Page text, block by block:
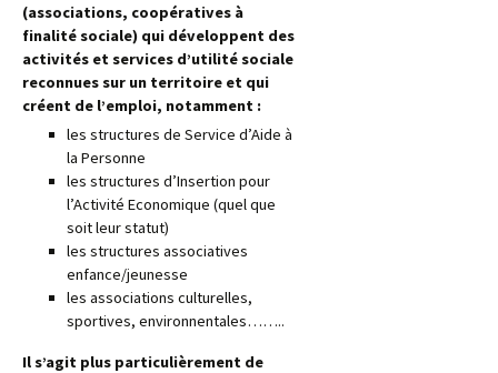
(associations, coopératives à
finalité sociale) qui développent des
activités et services d’utilité sociale
reconnues sur un territoire et qui
créent de l’emploi, notamment :
les structures de Service d’Aide à
la Personne
les structures d’Insertion pour
l’Activité Economique (quel que
soit leur statut)
les structures associatives
enfance/jeunesse
les associations culturelles,
sportives, environnentales……..
Il s’agit plus particulièrement de